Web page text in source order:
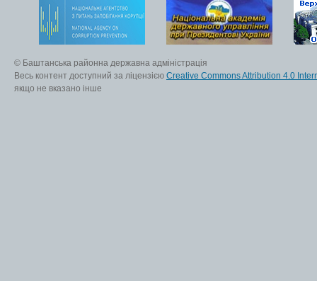
© Баштанська районна державна адміністрація
Весь контент доступний за ліцензією Creative Commons Attribution 4.0
якщо не вказано інше